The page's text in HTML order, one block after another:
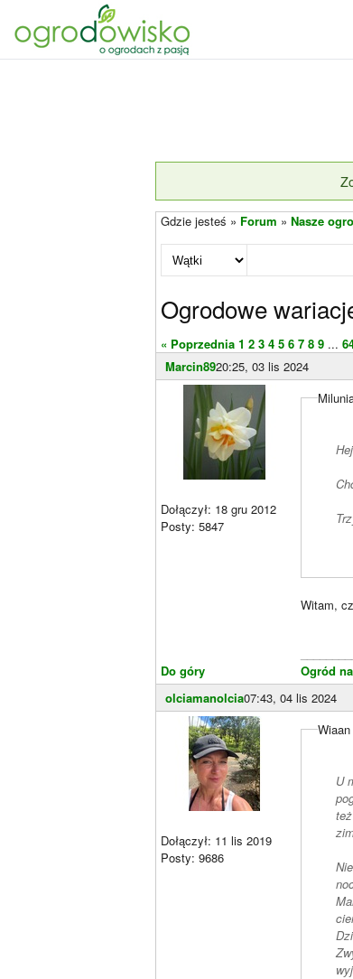
Gdzie jesteś » Forum » Nasze
Ogrodowe
« Poprzednia 1 2 3 4 5 6 7 8 9 ...
Marcin8920:25, 03 lis 2024
Dołączył: 18 gru 2012
Posty: 5847
Do góry
Witam,
Ogród
olciamanolcia07:43, 04 lis 2024
Dołączył: 11 lis 2019
Posty: 9686
Wiaan
U